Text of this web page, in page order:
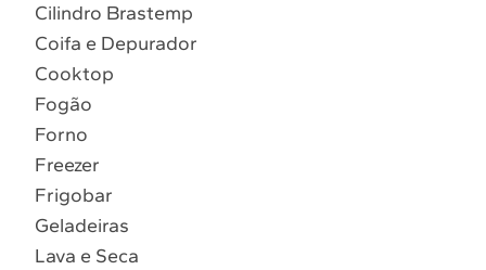
Atendimento Brastemp
6º Microondas Brastemp
7º Forno
8º Embutir
9º Lava Seca
Cilindro Brastemp
Coifa e Depurador
Cooktop
Fogão
Forno
Freezer
Frigobar
Geladeiras
Lava e Seca